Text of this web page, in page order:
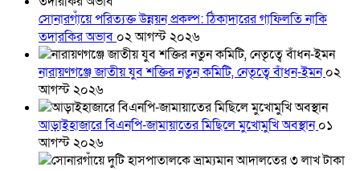
সোনারগাঁয়ে পরিত্যক্ত উন্নয়ন প্রকল্প: ঠিকাদারের গাফিলতি নাকি
তদারকির অভাব ০২ আগস্ট ২০২৬
নারায়ণগঞ্জে জাতীয় যুব শক্তির নতুন কমিটি, নেতৃত্বে বাঁধন-ইমন০২
আগস্ট ২০২৬
আড়াইহাজারে বিএনপি-জামায়াতের মিছিলে মুখোমুখি অবস্থান০১
আগস্ট ২০২৬